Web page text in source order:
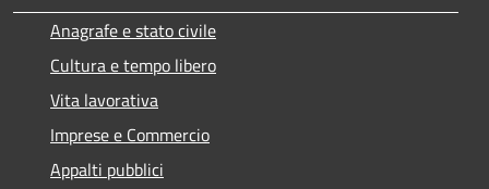
Anagrafe e stato civile
Cultura e tempo libero
Vita lavorativa
Imprese e Commercio
Appalti pubblici